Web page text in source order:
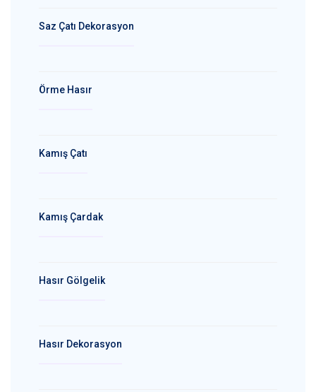
Saz Çatı Dekorasyon
Örme Hasır
Kamış Çatı
Kamış Çardak
Hasır Gölgelik
Hasır Dekorasyon